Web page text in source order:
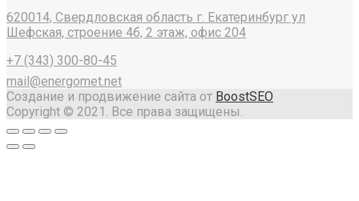
620014, Свердловская область г. Екатеринбург ул
Шефская, строение 4б, 2 этаж, офис 204
+7 (343) 300-80-45
mail@energomet.net
Создание и продвижение сайта от BoostSEO
Copyright © 2021. Все права защищены.